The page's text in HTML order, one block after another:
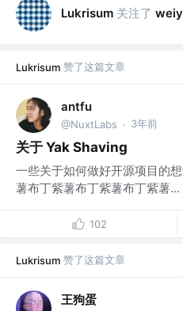
Lukrisum 关注了
Lukrisum 赞了这篇文章
antfu
@NuxtLabs · 3年前
关于 Yak Shaving
一些关于如何做好开源项目的
薯布丁紫薯布丁紫薯布丁紫薯...
102
Lukrisum 赞了这篇文章
王狗蛋